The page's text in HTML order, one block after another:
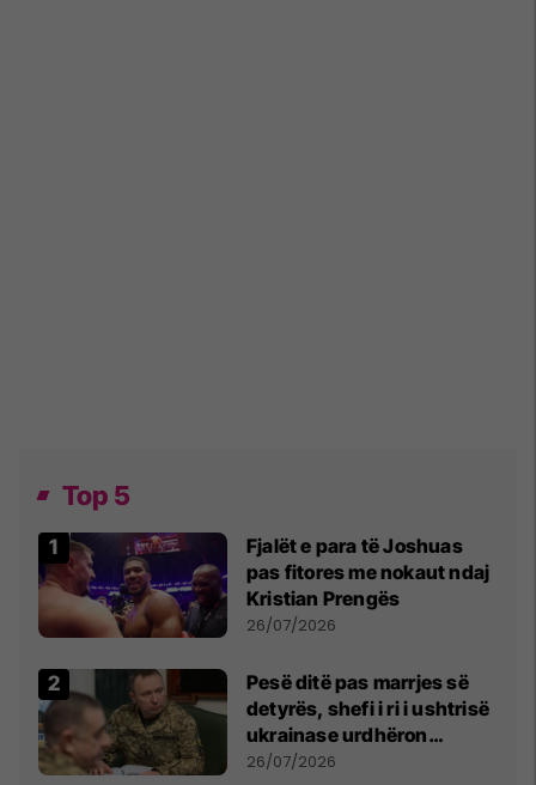
Top 5
Fjalët e para të Joshuas
pas fitores me nokaut ndaj
Kristian Prengës
26/07/2026
Pesë ditë pas marrjes së
detyrës, shefi i ri i ushtrisë
ukrainase urdhëron
kontroll të madh
26/07/2026